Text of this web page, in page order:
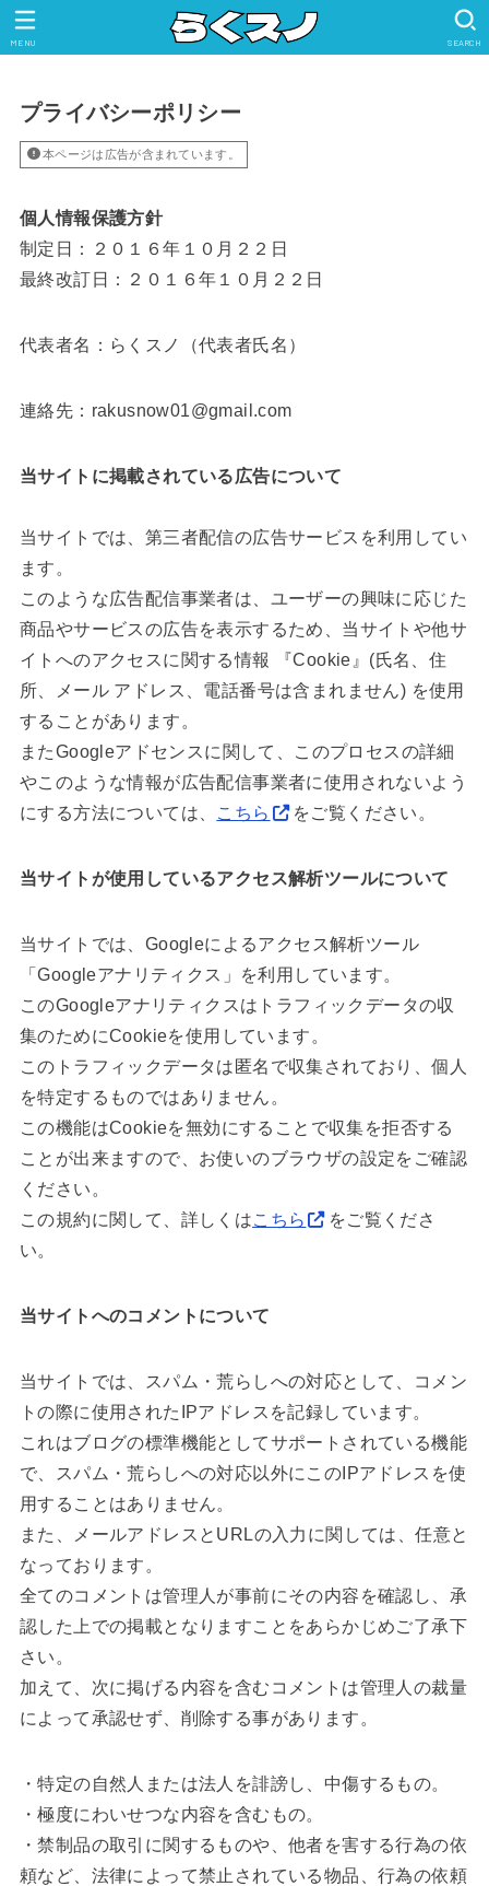
SEARCH
MENU
プライバシーポリシー
本ページは広告が含まれています。
個人情報保護方針
制定日：２０１６年１０月２２日
最終改訂日：２０１６年１０月２２日
代表者名：らくスノ（代表者氏名）
連絡先：rakusnow01@gmail.com
当サイトに掲載されている広告について
当サイトでは、第三者配信の広告サービスを利用してい
ます。
このような広告配信事業者は、ユーザーの興味に応じた
商品やサービスの広告を表示するため、当サイトや他サ
イトへのアクセスに関する情報 『Cookie』(氏名、住
所、メール アドレス、電話番号は含まれません) を使用
することがあります。
またGoogleアドセンスに関して、このプロセスの詳細
やこのような情報が広告配信事業者に使用されないよう
にする方法については、 こちら をご覧ください。
当サイトが使用しているアクセス解析ツールについて
当サイトでは、Googleによるアクセス解析ツール
「Googleアナリティクス」を利用しています。
このGoogleアナリティクスはトラフィックデータの収
集のためにCookieを使用しています。
このトラフィックデータは匿名で収集されており、個人
を特定するものではありません。
この機能はCookieを無効にすることで収集を拒否する
ことが出来ますので、お使いのブラウザの設定をご確認
ください。
この規約に関して、詳しくはこちら
をご覧くださ
い。
当サイトへのコメントについて
当サイトでは、スパム・荒らしへの対応として、コメン
トの際に使用されたIPアドレスを記録しています。
これはブログの標準機能としてサポートされている機能
で、スパム・荒らしへの対応以外にこのIPアドレスを使
用することはありません。
また、メールアドレスとURLの入力に関しては、任意と
なっております。
全てのコメントは管理人が事前にその内容を確認し、承
認した上での掲載となりますことをあらかじめご了承下
さい。
加えて、次に掲げる内容を含むコメントは管理人の裁量
によって承認せず、削除する事があります。
・特定の自然人または法人を誹謗し、中傷するもの。
・極度にわいせつな内容を含むもの。
・禁制品の取引に関するものや、他者を害する行為の依
頼など、法律によって禁止されている物品、行為の依頼